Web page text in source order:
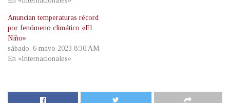
Anuncian temperaturas récord
por fenómeno climático «El
Niño»
sábado, 6 mayo 2023 8:30 AM
En «Internacionales»